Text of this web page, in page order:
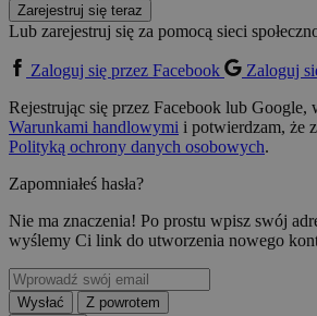
Zarejestruj się teraz
Lub zarejestruj się za pomocą sieci
Zaloguj się przez Facebook
Zaloguj
Rejestrując się przez Facebook lub Google,
Warunkami handlowymi i potwierdzam, że
Polityką ochrony danych osobowych.
Zapomniałeś hasła?
Nie ma znaczenia! Po prostu wpisz swój
wyślemy Ci link do utworzenia nowego
Wysłać
Z powrotem